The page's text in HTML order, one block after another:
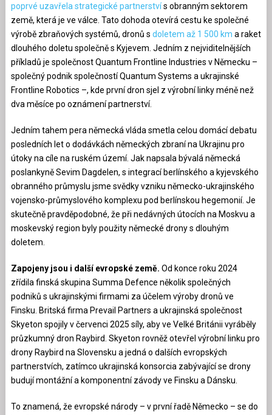
poprvé uzavřela strategické partnerstvís obranným sektorem
země, která je ve válce. Tato dohoda otevírá cestu ke společné
výrobě zbraňových systémů, dronů s doletem až 1 500 km a raket
dlouhého doletu společně s Kyjevem. Jedním z nejviditelnějších
příkladů je společnost Quantum Frontline Industries v Německu –
společný podnik společností Quantum Systems a ukrajinské
Frontline Robotics –, kde první dron sjel z výrobní linky méně než
dva měsíce po oznámení partnerství.
Jedním tahem pera německá vláda smetla celou domácí debatu
posledních let o dodávkách německých zbraní na Ukrajinu pro
útoky na cíle na ruském území. Jak napsala bývalá německá
poslankyně Sevim Dagdelen, s integrací berlínského a kyjevského
obranného průmyslu jsme svědky vzniku německo-ukrajinského
vojensko-průmyslového komplexu pod berlínskou hegemonií. Je
skutečně pravděpodobné, že při nedávných útocích na Moskvu a
moskevský region byly použity německé drony s dlouhým
doletem.
Zapojeny jsou i další evropské země. Od konce roku 2024
zřídila finská skupina Summa Defence několik společných
podniků s ukrajinskými firmami za účelem výroby dronů ve
Finsku. Britská firma Prevail Partners a ukrajinská společnost
Skyeton spojily v červenci 2025 síly, aby ve Velké Británii vyráběly
průzkumný dron Raybird. Skyeton rovněž otevřel výrobní linku pro
drony Raybird na Slovensku a jedná o dalších evropských
partnerstvích, zatímco ukrajinská konsorcia zabývající se drony
budují montážní a komponentní závody ve Finsku a Dánsku.
To znamená, že evropské národy – v první řadě Německo – se do